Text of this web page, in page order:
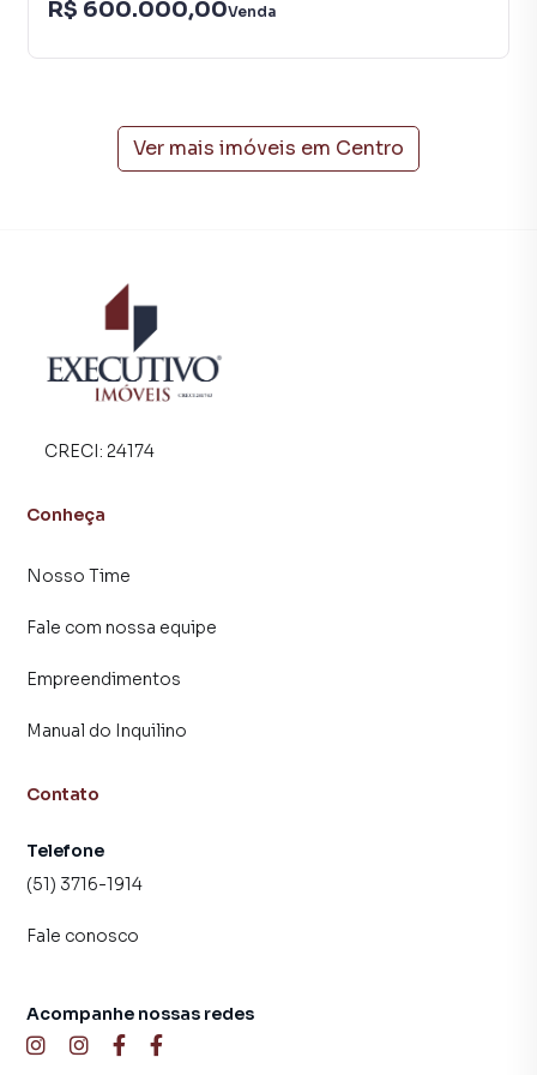
Imóveis é uma imobiliária digital com imóveis em diversas
tradicionais. Já vendemos e locamos diversos imóveis em
Arroio do Meio, especialmente em Centro. Isso porque
tendo como consequência uma maior chance de vender ou
alugar seu imóvel mais rápido. Contamos também com um
time de programadores, corretores treinados e uma
central de atendimento preparada para atender
proprietários e inquilinos.
R$ 600.000,00Venda
Ver mais imóveis em Centro
CRECI: 24174
Conheça
Nosso Time
Fale com nossa equipe
Empreendimentos
Manual do Inquilino
Contato
Telefone
(51) 3716-1914
Fale conosco
Acompanhe nossas redes